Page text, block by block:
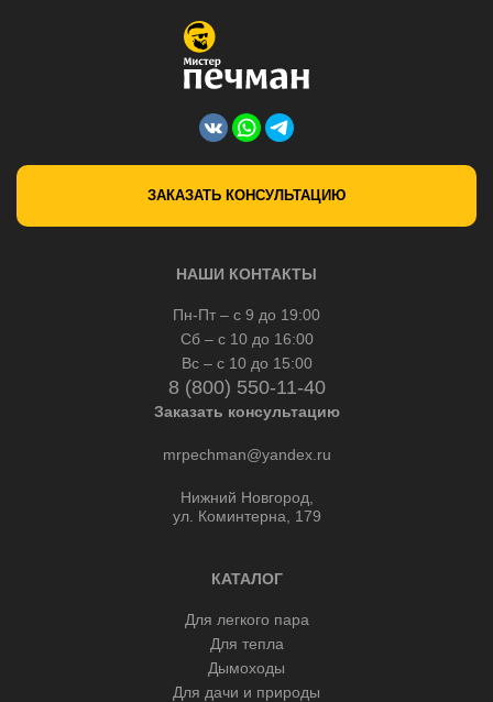
ЗАКАЗАТЬ КОНСУЛЬТАЦИЮ
НАШИ КОНТАКТЫ
Пн-Пт – с 9 до 19:00
Сб – с 10 до 16:00
Вс – с 10 до 15:00
8 (800) 550-11-40
Заказать консультацию
mrpechman@yandex.ru
Нижний Новгород,
ул. Коминтерна, 179
КАТАЛОГ
Для легкого пара
Для тепла
Дымоходы
Для дачи и природы